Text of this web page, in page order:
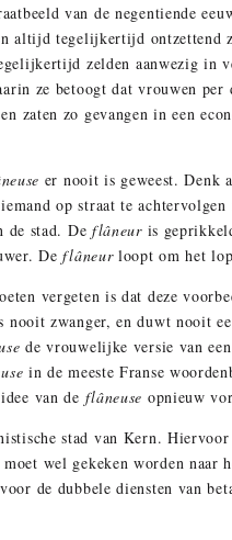
van de negentiende
altijd tegelijkertijd ontzettend
zelden aanwezig in
ze betoogt dat vrouwen
zaten zo gevangen in een
er nooit is geweest. Denk
op straat te achtervolgen
de stad. De flâneuris
Deflâneurloopt om het
vergeten is dat deze
nooit zwanger, en duwt nooit
de vrouwelijke versie van
in de meeste Franse
van de flâneuse opnieuw
stad van Kern.
wel gekeken worden naar
de dubbele diensten van